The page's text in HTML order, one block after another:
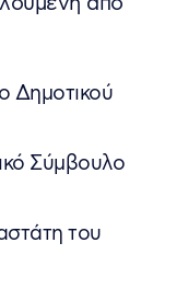
Δημοτικού
Σύμβουλο
του